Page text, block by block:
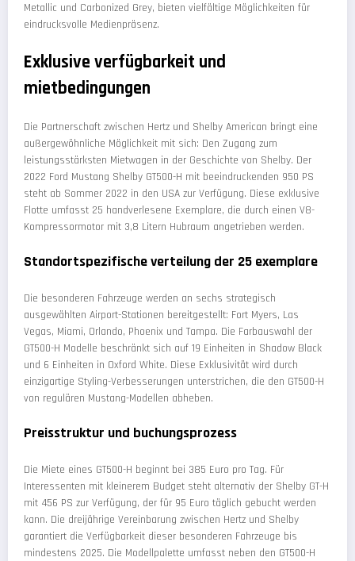
Metallic und Carbonized Grey, bieten vielfältige Möglichkeiten für
eindrucksvolle Medienpräsenz.
Exklusive verfügbarkeit und
mietbedingungen
Die Partnerschaft zwischen Hertz und Shelby American bringt eine
außergewöhnliche Möglichkeit mit sich: Den Zugang zum
leistungsstärksten Mietwagen in der Geschichte von Shelby. Der
2022 Ford Mustang Shelby GT500-H mit beeindruckenden 950 PS
steht ab Sommer 2022 in den USA zur Verfügung. Diese exklusive
Flotte umfasst 25 handverlesene Exemplare, die durch einen V8-
Kompressormotor mit 3,8 Litern Hubraum angetrieben werden.
Standortspezifische verteilung der 25 exemplare
Die besonderen Fahrzeuge werden an sechs strategisch
ausgewählten Airport-Stationen bereitgestellt: Fort Myers, Las
Vegas, Miami, Orlando, Phoenix und Tampa. Die Farbauswahl der
GT500-H Modelle beschränkt sich auf 19 Einheiten in Shadow Black
und 6 Einheiten in Oxford White. Diese Exklusivität wird durch
einzigartige Styling-Verbesserungen unterstrichen, die den GT500-H
von regulären Mustang-Modellen abheben.
Preisstruktur und buchungsprozess
Die Miete eines GT500-H beginnt bei 385 Euro pro Tag. Für
Interessenten mit kleinerem Budget steht alternativ der Shelby GT-H
mit 456 PS zur Verfügung, der für 95 Euro täglich gebucht werden
kann. Die dreijährige Vereinbarung zwischen Hertz und Shelby
garantiert die Verfügbarkeit dieser besonderen Fahrzeuge bis
mindestens 2025. Die Modellpalette umfasst neben den GT500-H